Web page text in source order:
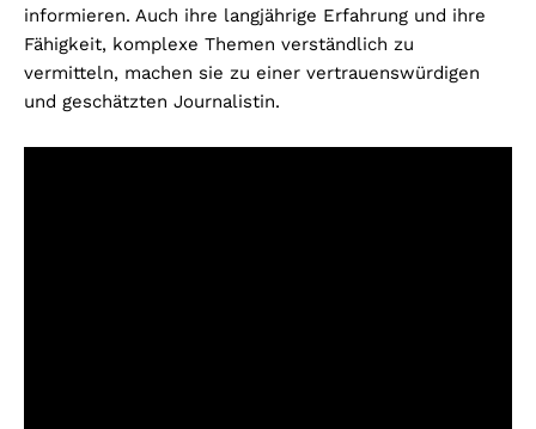
informieren. Auch ihre langjährige Erfahrung und ihre
Fähigkeit, komplexe Themen verständlich zu
vermitteln, machen sie zu einer vertrauenswürdigen
und geschätzten Journalistin.